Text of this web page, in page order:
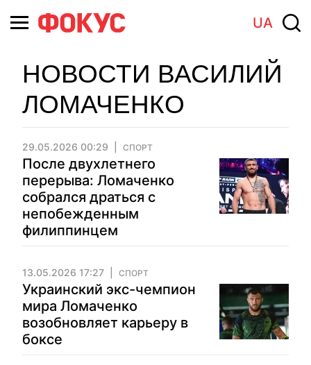
UA
НОВОСТИ ВАСИЛИЙ
ЛОМАЧЕНКО
29.05.2026 00:29 СПОРТ
После двухлетнего
перерыва: Ломаченко
собрался драться с
непобежденным
филиппинцем
13.05.2026 17:27 СПОРТ
Украинский экс-чемпион
мира Ломаченко
возобновляет карьеру в
боксе